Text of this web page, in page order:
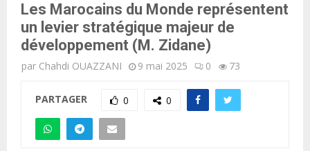
Les Marocains du Monde représentent
un levier stratégique majeur de
développement (M. Zidane)
par Chahdi OUAZZANI 9 mai 2025 0 73
PARTAGER 0 0